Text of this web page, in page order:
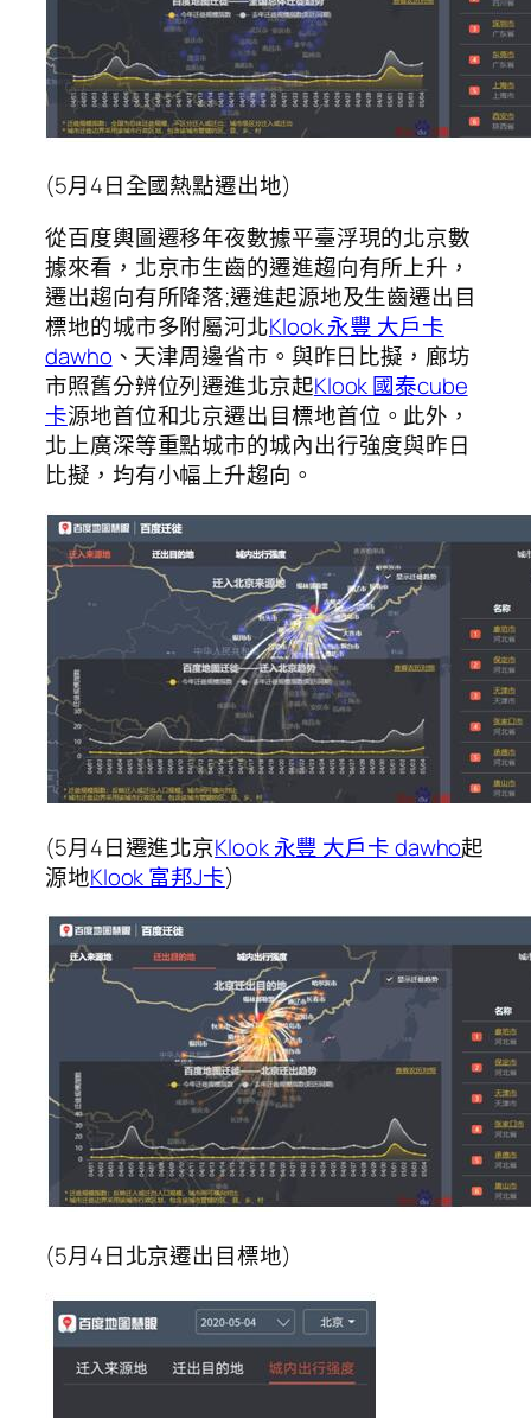
(5月4日全國熱點遷出地)
從百度輿圖遷移年夜數據平臺浮現的北京數
據來看，北京市生齒的遷進趨向有所上升，
遷出趨向有所降落;遷進起源地及生齒遷出目
標地的城市多附屬河北Klook 永豐 大戶卡
dawho 、天津周邊省市。與昨日比擬，廊坊
市照舊分辨位列遷進北京起Klook 國泰cube
卡源地首位和北京遷出目標地首位。此外，
北上廣深等重點城市的城內出行強度與昨日
比擬，均有小幅上升趨向。
(5月4日遷進北京Klook 永豐 大戶卡 dawho起
源地Klook 富邦J卡)
(5月4日北京遷出目標地)